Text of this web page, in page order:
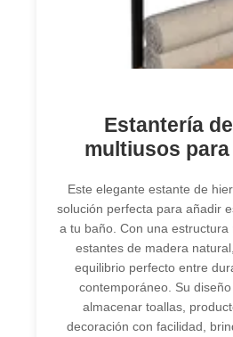
Estantería
multiusos
Este elegante estante de
solución perfecta para añadir
a tu baño. Con una
estantes de madera
equilibrio perfecto entre
contemporáneo. Su
almacenar toallas,
decoración con facilidad,